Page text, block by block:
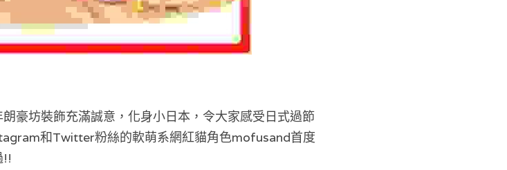
豪坊裝飾充滿誠意，化身小日本，令大家感受日式過節
和Twitter粉絲的軟萌系網紅貓角色mofusand首度
!!